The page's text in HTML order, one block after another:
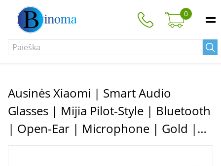
0
Ausinės Xiaomi | Smart Audio
Glasses | Mijia Pilot-Style | Bluetooth
| Open-Ear | Microphone | Gold |
Noise canceling | Wireless